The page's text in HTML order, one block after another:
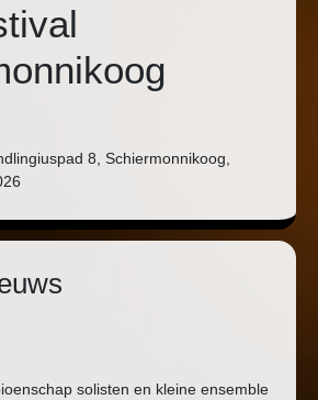
8, Schiermonnikoog,
solisten en kleine ensemble